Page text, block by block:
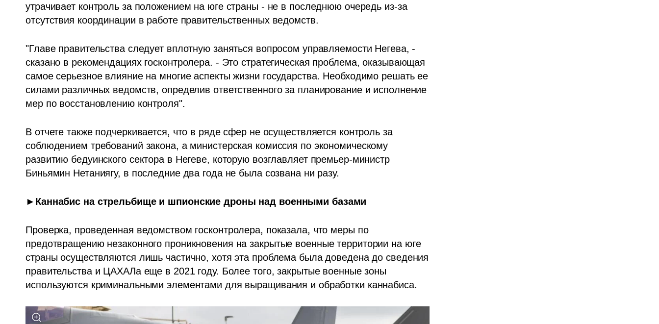
утрачивает контроль за положением на юге страны - не в последнюю очередь из-за
отсутствия координации в работе правительственных ведомств.
"Главе правительства следует вплотную заняться вопросом управляемости Негева, -
сказано в рекомендациях госконтролера. - Это стратегическая проблема, оказывающая
самое серьезное влияние на многие аспекты жизни государства. Необходимо решать ее
силами различных ведомств, определив ответственного за планирование и исполнение
мер по восстановлению контроля".
В отчете также подчеркивается, что в ряде сфер не осуществляется контроль за
соблюдением требований закона, а министерская комиссия по экономическому
развитию бедуинского сектора в Негеве, которую возглавляет премьер-министр
Биньямин Нетаниягу, в последние два года не была созвана ни разу.
►Каннабис на стрельбище и шпионские дроны над военными базами
Проверка, проведенная ведомством госконтролера, показала, что меры по
предотвращению незаконного проникновения на закрытые военные территории на юге
страны осуществляются лишь частично, хотя эта проблема была доведена до сведения
правительства и ЦАХАЛа еще в 2021 году. Более того, закрытые военные зоны
используются криминальными элементами для выращивания и обработки каннабиса.